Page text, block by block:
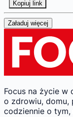
Kopiuj link
Załaduj więcej
Focus na życie w
o zdrowiu, domu,
codziennie o tym,